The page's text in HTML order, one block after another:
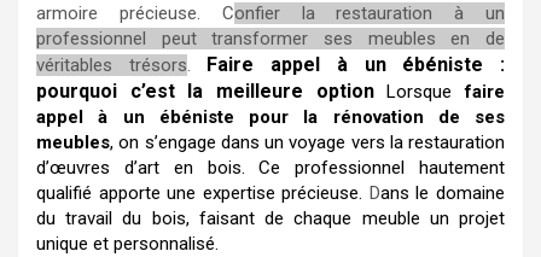
armoire précieuse. Confier la restauration à un
professionnel peut transformer ses meubles en de
véritables trésors. Faire appel à un ébéniste :
pourquoi c’est la meilleure option Lorsquefaire
appel à un ébéniste pour la rénovation de ses
meubles, on s’engage dans un voyage vers la restauration
d’œuvres d’art en bois. Ce professionnel hautement
qualifié apporte une expertise précieuse. Dans le domaine
du travail du bois, faisant de chaque meuble un projet
unique et personnalisé.